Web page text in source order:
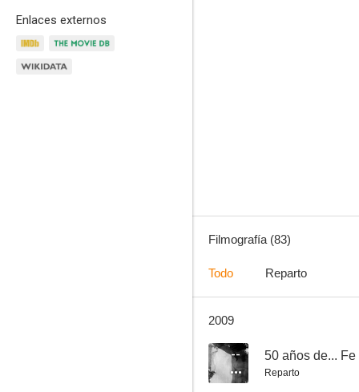
Enlaces externos
7.0
Filmografía (83)
Todo Reparto
2009
-- 50 años de... Fe
Reparto